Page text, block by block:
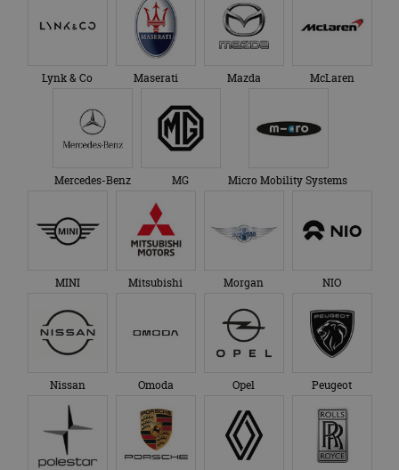
Lynk & Co Maserati Mazda McLaren
Mercedes-Benz MG Micro Mobility Systems
MINI Mitsubishi Morgan NIO
Nissan Omoda Opel Peugeot